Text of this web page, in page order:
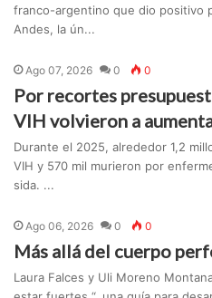
franco-argentino que dio positivo
Andes, la ún...
Ago 07, 2026 0 0
Por recortes
VIH volvieron a
Durante el 2025, alrededor 1,2
VIH y 570 mil murieron por
sida. ...
Ago 06, 2026 0 0
Más allá del cuerpo
Laura Falces y Uli Moreno